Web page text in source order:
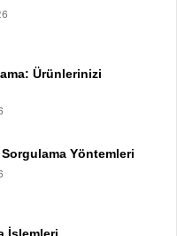
Ürünlerinizi
Yöntemleri